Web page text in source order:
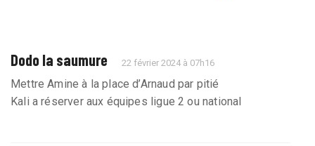
Dodo la saumure 22 février 2024 à 07h16
Mettre Amine à la place d’Arnaud par pitié
Kali a réserver aux équipes ligue 2 ou national